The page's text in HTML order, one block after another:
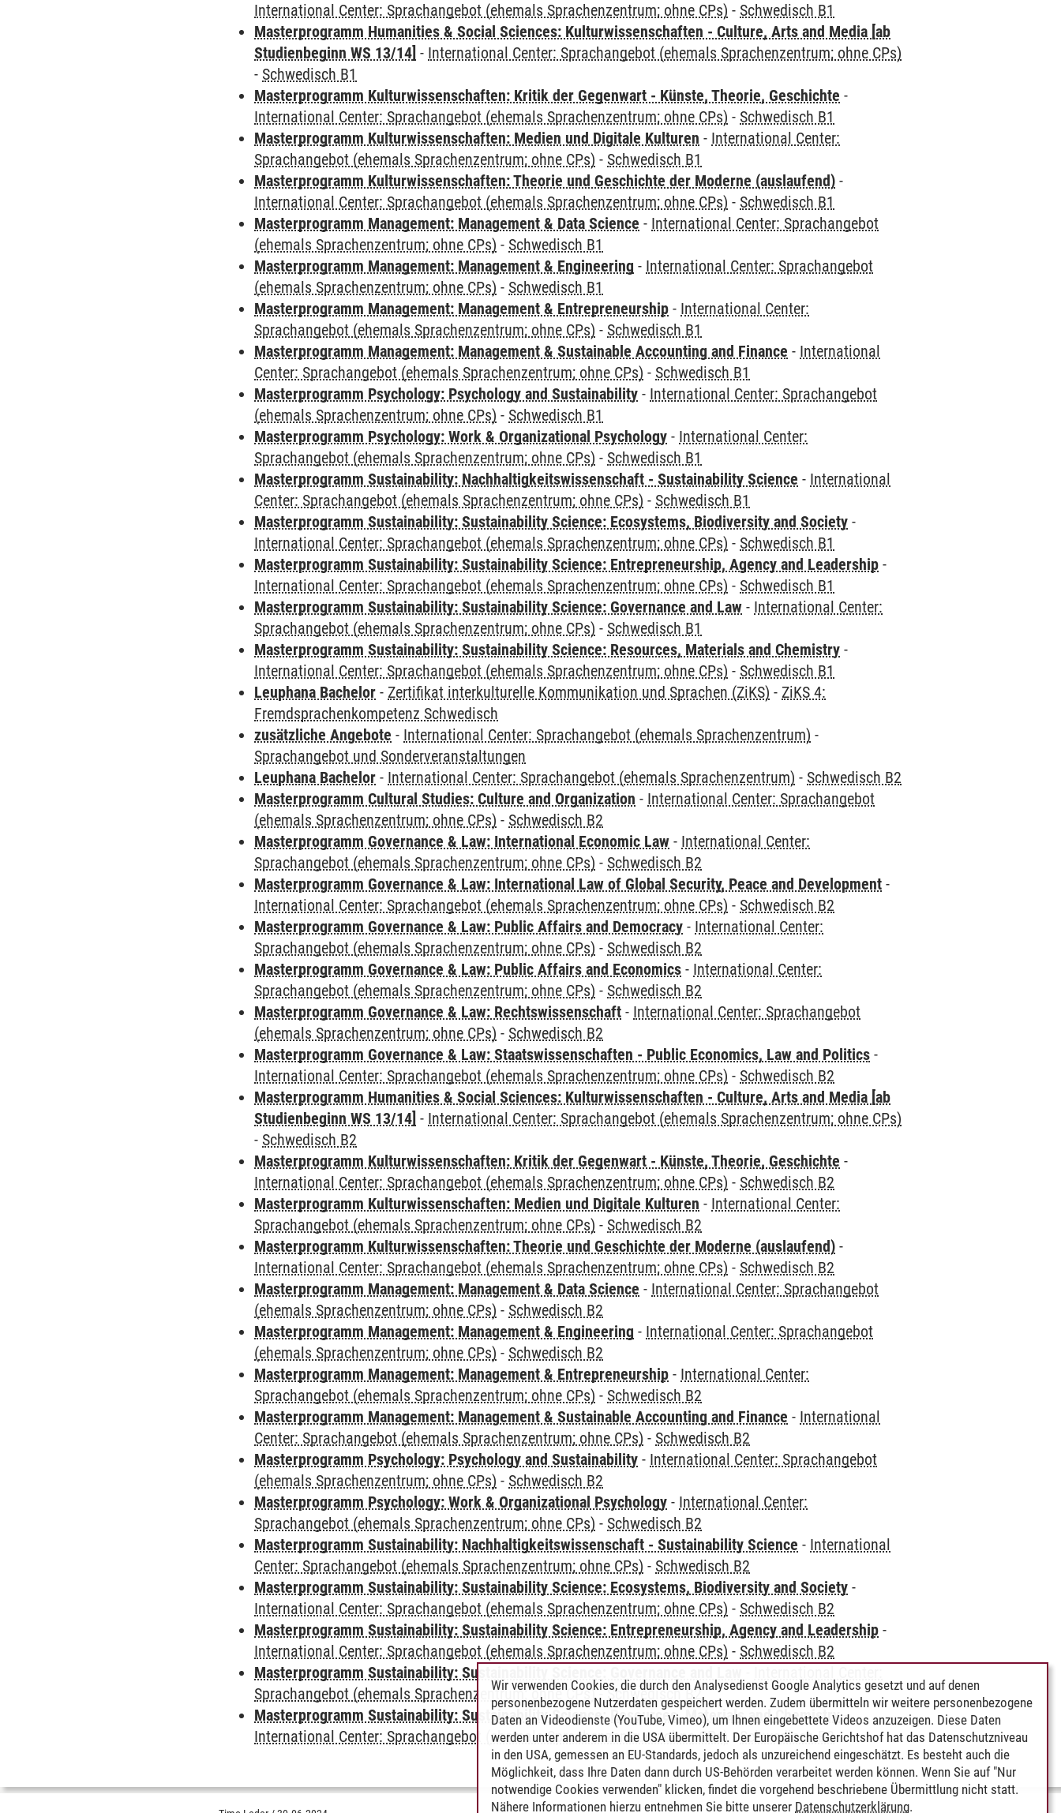
International Center: Sprachangebot (ehemals Sprachenzentrum; ohne CPs) - Schwedisch B1
Masterprogramm Humanities & Social Sciences: Kulturwissenschaften - Culture, Arts and Media [ab
Studienbeginn WS 13/14] - International Center: Sprachangebot (ehemals Sprachenzentrum; ohne CPs)
- Schwedisch B1
Masterprogramm Kulturwissenschaften: Kritik der Gegenwart - Künste, Theorie, Geschichte -
International Center: Sprachangebot (ehemals Sprachenzentrum; ohne CPs) - Schwedisch B1
Masterprogramm Kulturwissenschaften: Medien und Digitale Kulturen - International Center:
Sprachangebot (ehemals Sprachenzentrum; ohne CPs) - Schwedisch B1
Masterprogramm Kulturwissenschaften: Theorie und Geschichte der Moderne (auslaufend) -
International Center: Sprachangebot (ehemals Sprachenzentrum; ohne CPs) - Schwedisch B1
Masterprogramm Management: Management & Data Science - International Center: Sprachangebot
(ehemals Sprachenzentrum; ohne CPs) - Schwedisch B1
Masterprogramm Management: Management & Engineering - International Center: Sprachangebot
(ehemals Sprachenzentrum; ohne CPs) - Schwedisch B1
Masterprogramm Management: Management & Entrepreneurship - International Center:
Sprachangebot (ehemals Sprachenzentrum; ohne CPs) - Schwedisch B1
Masterprogramm Management: Management & Sustainable Accounting and Finance - International
Center: Sprachangebot (ehemals Sprachenzentrum; ohne CPs) - Schwedisch B1
Masterprogramm Psychology: Psychology and Sustainability - International Center: Sprachangebot
(ehemals Sprachenzentrum; ohne CPs) - Schwedisch B1
Masterprogramm Psychology: Work & Organizational Psychology - International Center:
Sprachangebot (ehemals Sprachenzentrum; ohne CPs) - Schwedisch B1
Masterprogramm Sustainability: Nachhaltigkeitswissenschaft - Sustainability Science - International
Center: Sprachangebot (ehemals Sprachenzentrum; ohne CPs) - Schwedisch B1
Masterprogramm Sustainability: Sustainability Science: Ecosystems, Biodiversity and Society -
International Center: Sprachangebot (ehemals Sprachenzentrum; ohne CPs) - Schwedisch B1
Masterprogramm Sustainability: Sustainability Science: Entrepreneurship, Agency and Leadership -
International Center: Sprachangebot (ehemals Sprachenzentrum; ohne CPs) - Schwedisch B1
Masterprogramm Sustainability: Sustainability Science: Governance and Law - International Center:
Sprachangebot (ehemals Sprachenzentrum; ohne CPs) - Schwedisch B1
Masterprogramm Sustainability: Sustainability Science: Resources, Materials and Chemistry -
International Center: Sprachangebot (ehemals Sprachenzentrum; ohne CPs) - Schwedisch B1
Leuphana Bachelor - Zertifikat interkulturelle Kommunikation und Sprachen (ZiKS) - ZiKS 4:
Fremdsprachenkompetenz Schwedisch
zusätzliche Angebote - International Center: Sprachangebot (ehemals Sprachenzentrum) -
Sprachangebot und Sonderveranstaltungen
Leuphana Bachelor - International Center: Sprachangebot (ehemals Sprachenzentrum) - Schwedisch B2
Masterprogramm Cultural Studies: Culture and Organization - International Center: Sprachangebot
(ehemals Sprachenzentrum; ohne CPs) - Schwedisch B2
Masterprogramm Governance & Law: International Economic Law - International Center:
Sprachangebot (ehemals Sprachenzentrum; ohne CPs) - Schwedisch B2
Masterprogramm Governance & Law: International Law of Global Security, Peace and Development -
International Center: Sprachangebot (ehemals Sprachenzentrum; ohne CPs) - Schwedisch B2
Masterprogramm Governance & Law: Public Affairs and Democracy - International Center:
Sprachangebot (ehemals Sprachenzentrum; ohne CPs) - Schwedisch B2
Masterprogramm Governance & Law: Public Affairs and Economics - International Center:
Sprachangebot (ehemals Sprachenzentrum; ohne CPs) - Schwedisch B2
Masterprogramm Governance & Law: Rechtswissenschaft - International Center: Sprachangebot
(ehemals Sprachenzentrum; ohne CPs) - Schwedisch B2
Masterprogramm Governance & Law: Staatswissenschaften - Public Economics, Law and Politics -
International Center: Sprachangebot (ehemals Sprachenzentrum; ohne CPs) - Schwedisch B2
Masterprogramm Humanities & Social Sciences: Kulturwissenschaften - Culture, Arts and Media [ab
Studienbeginn WS 13/14] - International Center: Sprachangebot (ehemals Sprachenzentrum; ohne CPs)
- Schwedisch B2
Masterprogramm Kulturwissenschaften: Kritik der Gegenwart - Künste, Theorie, Geschichte -
International Center: Sprachangebot (ehemals Sprachenzentrum; ohne CPs) - Schwedisch B2
Masterprogramm Kulturwissenschaften: Medien und Digitale Kulturen - International Center:
Sprachangebot (ehemals Sprachenzentrum; ohne CPs) - Schwedisch B2
Masterprogramm Kulturwissenschaften: Theorie und Geschichte der Moderne (auslaufend) -
International Center: Sprachangebot (ehemals Sprachenzentrum; ohne CPs) - Schwedisch B2
Masterprogramm Management: Management & Data Science - International Center: Sprachangebot
(ehemals Sprachenzentrum; ohne CPs) - Schwedisch B2
Masterprogramm Management: Management & Engineering - International Center: Sprachangebot
(ehemals Sprachenzentrum; ohne CPs) - Schwedisch B2
Masterprogramm Management: Management & Entrepreneurship - International Center:
Sprachangebot (ehemals Sprachenzentrum; ohne CPs) - Schwedisch B2
Masterprogramm Management: Management & Sustainable Accounting and Finance - International
Center: Sprachangebot (ehemals Sprachenzentrum; ohne CPs) - Schwedisch B2
Masterprogramm Psychology: Psychology and Sustainability - International Center: Sprachangebot
(ehemals Sprachenzentrum; ohne CPs) - Schwedisch B2
Masterprogramm Psychology: Work & Organizational Psychology - International Center:
Sprachangebot (ehemals Sprachenzentrum; ohne CPs) - Schwedisch B2
Masterprogramm Sustainability: Nachhaltigkeitswissenschaft - Sustainability Science - International
Center: Sprachangebot (ehemals Sprachenzentrum; ohne CPs) - Schwedisch B2
Masterprogramm Sustainability: Sustainability Science: Ecosystems, Biodiversity and Society -
International Center: Sprachangebot (ehemals Sprachenzentrum; ohne CPs) - Schwedisch B2
Masterprogramm Sustainability: Sustainability Science: Entrepreneurship, Agency and Leadership -
International Center: Sprachangebot (ehemals Sprachenzentrum; ohne CPs) - Schwedisch B2
Masterprogramm Sustainability: Sustainability Science: Governance and Law
Sprachangebot (ehemals Sprachenzentrum; ohne CPs)-Schwedisch B2
Masterprogramm Sustainability: Sustainability Science: Resources, Materials and Chemistry-
International Center: Sprachangebot (ehemals Sprachenzentrum; ohne CPs)-Schwedisch B2
Wir verwenden Cookies, die durch den Analysedienst Google Analytics gesetzt und auf denen
personenbezogene Nutzerdaten gespeichert werden. Zudem übermitteln wir weitere personenbezogene
Daten an Videodienste (YouTube, Vimeo), um Ihnen eingebettete Videos anzuzeigen. Diese Daten
werden unter anderem in die USA übermittelt. Der Europäische Gerichtshof hat das Datenschutzniveau
in den USA, gemessen an EU-Standards, jedoch als unzureichend eingeschätzt. Es besteht auch die
Möglichkeit, dass Ihre Daten dann durch US-Behörden verarbeitet werden können. Wenn Sie auf "Nur
notwendige Cookies verwenden" klicken, findet die vorgehend beschriebene Übermittlung nicht statt.
Nähere Informationen hierzu entnehmen Sie bitte unserer Datenschutzerklärung.